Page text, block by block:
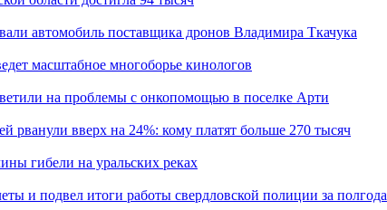
автомобиль поставщика дронов Владимира Ткачука
масштабное многоборье кинологов
на проблемы с онкопомощью в поселке Арти
рванули вверх на 24%: кому платят больше 270 тысяч
гибели на уральских реках
и подвел итоги работы свердловской полиции за полгода